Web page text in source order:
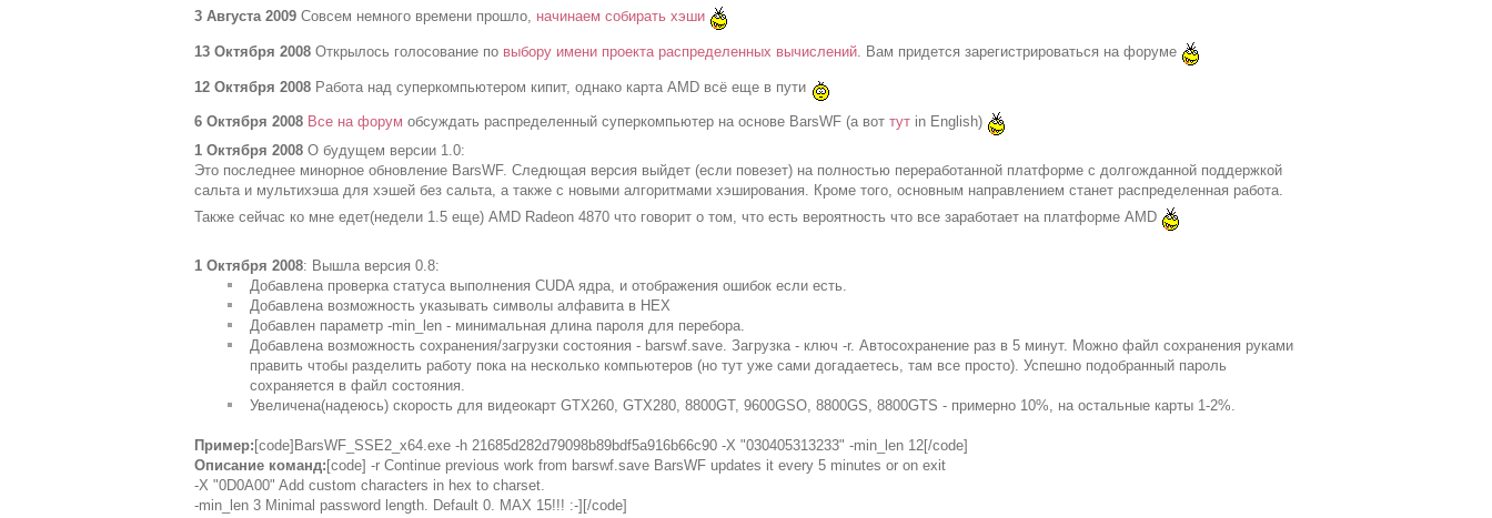
3 Августа 2009Совсем немного времени прошло, начинаем собирать хэши
13 Октября 2008Открылось голосование по выбору имени проекта распределенных вычислений. Вам придется зарегистрироваться на форуме
12 Октября 2008Работа над суперкомпьютером кипит, однако карта AMD всё еще в пути
6 Октября 2008 Все на форум обсуждать распределенный суперкомпьютер на основе BarsWF (а вот тутin English)
1 Октября 2008О будущем версии 1.0:
Это последнее минорное обновление BarsWF. Следющая версия выйдет (если повезет) на полностью переработанной платформе с долгожданной поддержкой
сальта и мультихэша для хэшей без сальта, а также с новыми алгоритмами хэширования. Кроме того, основным направлением станет распределенная работа.
Также сейчас ко мне едет(недели 1.5 еще) AMD Radeon 4870 что говорит о том, что есть вероятность что все заработает на платформе AMD
1 Октября 2008: Вышла версия 0.8:
Добавлена проверка статуса выполнения CUDA ядра, и отображения ошибок если есть.
Добавлена возможность указывать символы алфавита в HEX
Добавлен параметр -min_len - минимальная длина пароля для перебора.
Добавлена возможность сохранения/загрузки состояния - barswf.save. Загрузка - ключ -r. Автосохранение раз в 5 минут. Можно файл сохранения руками
править чтобы разделить работу пока на несколько компьютеров (но тут уже сами догадаетесь, там все просто). Успешно подобранный пароль
сохраняется в файл состояния.
Увеличена(надеюсь) скорость для видеокарт GTX260, GTX280, 8800GT, 9600GSO, 8800GS, 8800GTS - примерно 10%, на остальные карты 1-2%.
Пример: [code]BarsWF_SSE2_x64.exe -h 21685d282d79098b89bdf5a916b66c90 -X "030405313233" -min_len 12[/code]
Описание команд: [code] -r Continue previous work from barswf.save BarsWF updates it every 5 minutes or on exit
-X "0D0A00" Add custom characters in hex to charset.
-min_len 3 Minimal password length. Default 0. MAX 15!!! :-][/code]